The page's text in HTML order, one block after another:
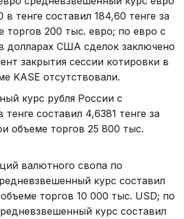
тенге составил 184,60 тенге за
торгов 200 тыс. евро; по евро с
долларах США сделок заключено
закрытия сессии котировки в
KASE отсутствовали.
курс рубля России с
составил 4,6381 тенге за
объеме торгов 25 800 тыс.
валютного свопа по
курс составил
торгов 10 000 тыс. USD; по
курс составил